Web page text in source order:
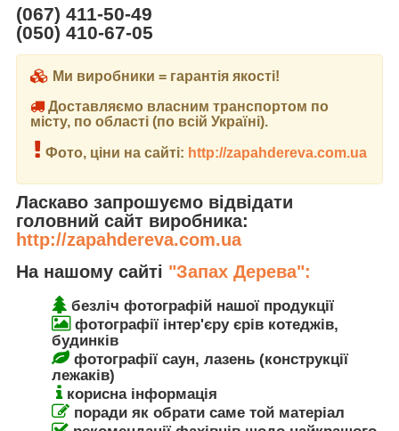
(067) 411-50-49
(050) 410-67-05
Ми виробники = гарантія якості!
Доставляємо власним транспортом по
місту, по області (по всій Україні).
Фото, ціни на сайті: http://zapahdereva.com.ua
Ласкаво запрошуємо відвідати
головний сайт виробника:
http://zapahdereva.com.ua
На нашому сайті "Запах Дерева":
безліч фотографій нашої продукції
фотографії інтер'єру єрів котеджів,
будинків
фотографії саун, лазень (конструкції
лежаків)
корисна інформація
поради як обрати саме той матеріал